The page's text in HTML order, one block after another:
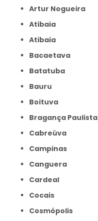
Artur Nogueira
Atibaia
Atibaia
Bacaetava
Batatuba
Bauru
Boituva
Bragança Paulista
Cabreúva
Campinas
Canguera
Cardeal
Cocais
Cosmópolis